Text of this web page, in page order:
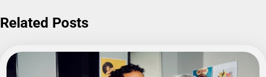
Related Posts